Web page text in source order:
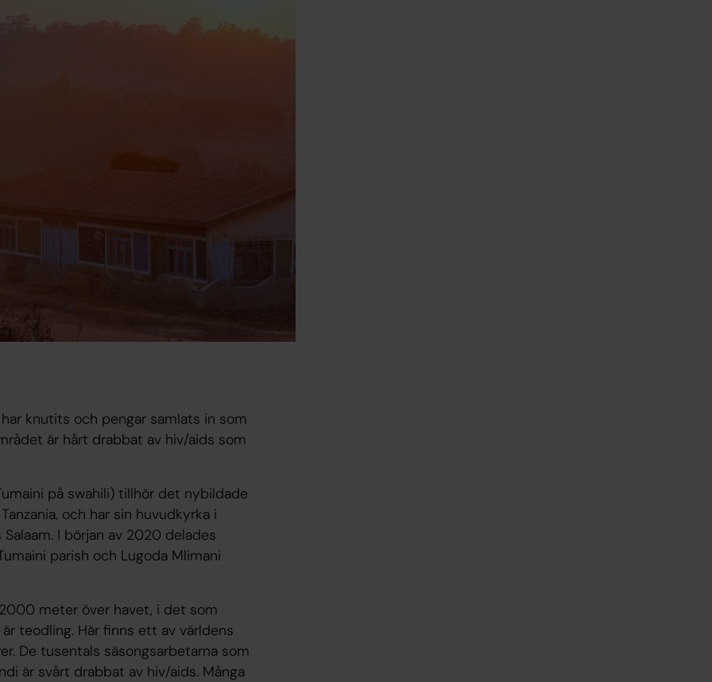
knutits och pengar samlats in som
är hårt drabbat av hiv/aids som
på swahili) tillhör det nybildade
och har sin huvudkyrka i
I början av 2020 delades
parish och Lugoda Mlimani
meter över havet, i det som
teodling. Här finns ett av världens
De tusentals säsongsarbetarna som
är svårt drabbat av hiv/aids. Många